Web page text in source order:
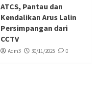
ATCS, Pantau dan
Kendalikan Arus Lalin
Persimpangan dari
CCTV
Adm3 30/11/2025 0